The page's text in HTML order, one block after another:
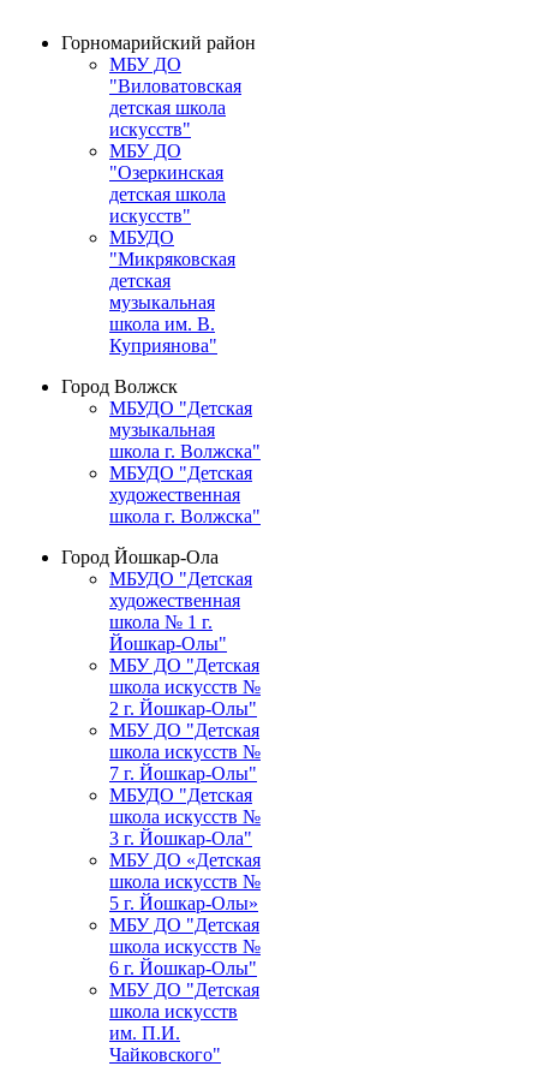
Горномарийский район
МБУ ДО
"Виловатовская
детская школа
искусств"
МБУ ДО
"Озеркинская
детская школа
искусств"
МБУДО
"Микряковская
детская
музыкальная
школа им. В.
Куприянова"
Город Волжск
МБУДО "Детская
музыкальная
школа г. Волжска"
МБУДО "Детская
художественная
школа г. Волжска"
Город Йошкар-Ола
МБУДО "Детская
художественная
школа № 1 г.
Йошкар-Олы"
МБУ ДО "Детская
школа искусств №
2 г. Йошкар-Олы"
МБУ ДО "Детская
школа искусств №
7 г. Йошкар-Олы"
МБУДО "Детская
школа искусств №
3 г. Йошкар-Ола"
МБУ ДО «Детская
школа искусств №
5 г. Йошкар-Олы»
МБУ ДО "Детская
школа искусств №
6 г. Йошкар-Олы"
МБУ ДО "Детская
школа искусств
им. П.И.
Чайковского"